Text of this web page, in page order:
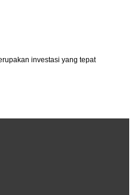
investasi yang tepat